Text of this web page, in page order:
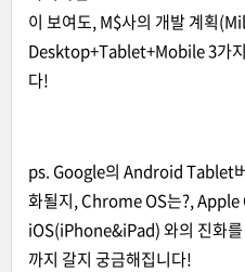
이 보여도, M$사의 개발 계획
Desktop+Tablet+Mobile 3가
다!
ps. Google의 Android Tablet
화될지, Chrome OS는?, Apple
iOS(iPhone&iPad) 와의 진화
까지 갈지 궁금해집니다!